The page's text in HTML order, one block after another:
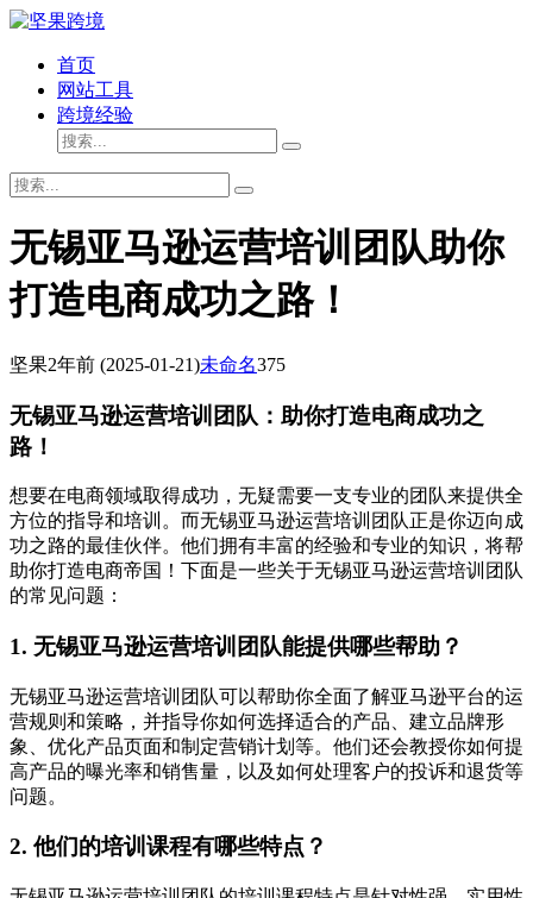
首页
网站工具
跨境经验
无锡亚马逊运营培训团队助你
打造电商成功之路！
坚果2年前 (2025-01-21)未命名375
无锡亚马逊运营培训团队：助你打造电商成功之
路！
想要在电商领域取得成功，无疑需要一支专业的团队来提供全
方位的指导和培训。而无锡亚马逊运营培训团队正是你迈向成
功之路的最佳伙伴。他们拥有丰富的经验和专业的知识，将帮
助你打造电商帝国！下面是一些关于无锡亚马逊运营培训团队
的常见问题：
1. 无锡亚马逊运营培训团队能提供哪些帮助？
无锡亚马逊运营培训团队可以帮助你全面了解亚马逊平台的运
营规则和策略，并指导你如何选择适合的产品、建立品牌形
象、优化产品页面和制定营销计划等。他们还会教授你如何提
高产品的曝光率和销售量，以及如何处理客户的投诉和退货等
问题。
2. 他们的培训课程有哪些特点？